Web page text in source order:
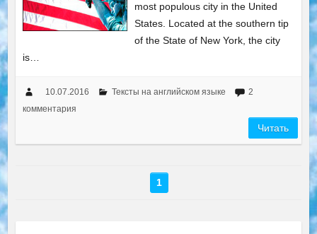
most populous city in the United
States. Located at the southern tip
of the State of New York, the city
is…
10.07.2016 Тексты на английском языке
2
комментария
Читать
1